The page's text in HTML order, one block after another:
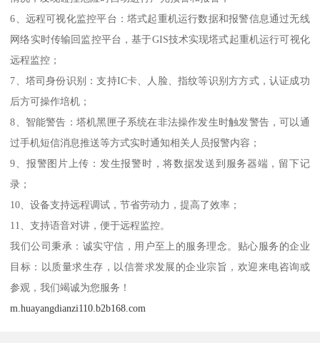
6、远程可视化监控平台：塔式起重机运行数据和报警信息通过无线
网络实时传输回监控平台，基于GIS技术实现塔式起重机运行可视化
远程监控；
7、塔司身份识别：支持IC卡、人脸、指纹等识别方方式，认证成功
后方可操作培机；
8、智能警告：塔机黑匣子系统在非法操作发生时触发警告，可以通
过手机短信消息推送等方式实时通知相关人员报警内容；
9、报警图片上传：发生报警时，将数据发送到服务器端，留下记
录；
10、设备支持远程调试，节省劳动力，提高了效率；
11、支持语音对讲，便于远程监控。
我们公司秉承：诚实守信，用户至上的服务理念。贴心服务的企业
目标：以质量求生存，以信誉求发展的企业宗旨，欢迎来电咨询或
参观，我们竭诚为您服务！
m.huayangdianzi110.b2b168.com